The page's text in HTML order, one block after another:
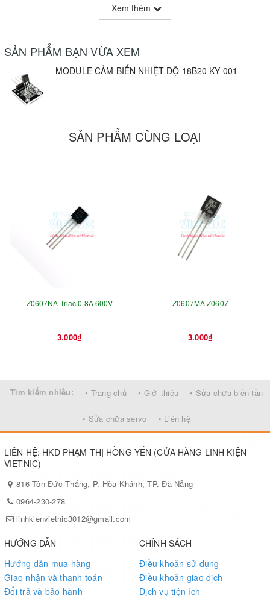
Xem thêm
SẢN PHẨM BẠN VỪA XEM
MODULE CẢM BIẾN NHIỆT ĐỘ 18B20 KY-001
SẢN PHẨM CÙNG LOẠI
Z0607NA Triac 0.8A 600V
3.000₫
Z0607MA Z0607
3.000₫
Tìm kiếm nhiều: • Trang chủ • Giới thiệu • Sửa chữa biến tần
• Sửa chữa servo • Liên hệ
LIÊN HỆ: HKD PHẠM THỊ HỒNG YẾN (CỬA HÀNG LINH KIỆN
VIETNIC)
816 Tôn Đức Thắng, P. Hòa Khánh, TP. Đà Nẵng
0964-230-278
linhkienvietnic3012@gmail.com
HƯỚNG DẪN
Hướng dẫn mua hàng
Giao nhận và thanh toán
Đổi trả và bảo hành
CHÍNH SÁCH
Điều khoản sử dụng
Điều khoản giao dịch
Dịch vụ tiện ích